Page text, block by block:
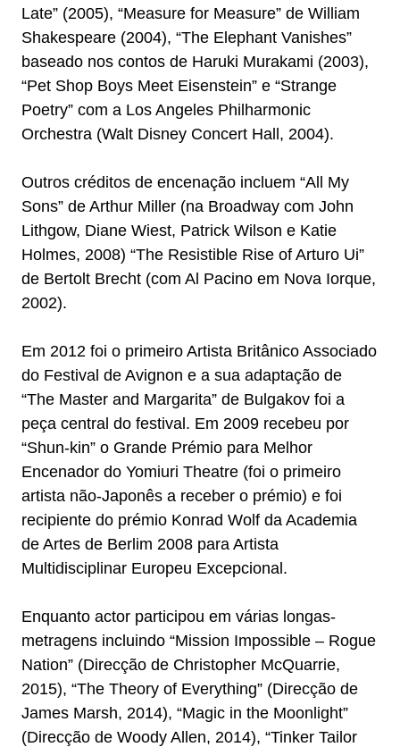
Late” (2005), “Measure for Measure” de William
Shakespeare (2004), “The Elephant Vanishes”
baseado nos contos de Haruki Murakami (2003),
“Pet Shop Boys Meet Eisenstein” e “Strange
Poetry” com a Los Angeles Philharmonic
Orchestra (Walt Disney Concert Hall, 2004).
Outros créditos de encenação incluem “All My
Sons” de Arthur Miller (na Broadway com John
Lithgow, Diane Wiest, Patrick Wilson e Katie
Holmes, 2008) “The Resistible Rise of Arturo Ui”
de Bertolt Brecht (com Al Pacino em Nova Iorque,
2002).
Em 2012 foi o primeiro Artista Britânico Associado
do Festival de Avignon e a sua adaptação de
“The Master and Margarita” de Bulgakov foi a
peça central do festival. Em 2009 recebeu por
“Shun-kin” o Grande Prémio para Melhor
Encenador do Yomiuri Theatre (foi o primeiro
artista não-Japonês a receber o prémio) e foi
recipiente do prémio Konrad Wolf da Academia
de Artes de Berlim 2008 para Artista
Multidisciplinar Europeu Excepcional.
Enquanto actor participou em várias longas-
metragens incluindo “Mission Impossible – Rogue
Nation” (Direcção de Christopher McQuarrie,
2015), “The Theory of Everything” (Direcção de
James Marsh, 2014), “Magic in the Moonlight”
(Direcção de Woody Allen, 2014), “Tinker Tailor